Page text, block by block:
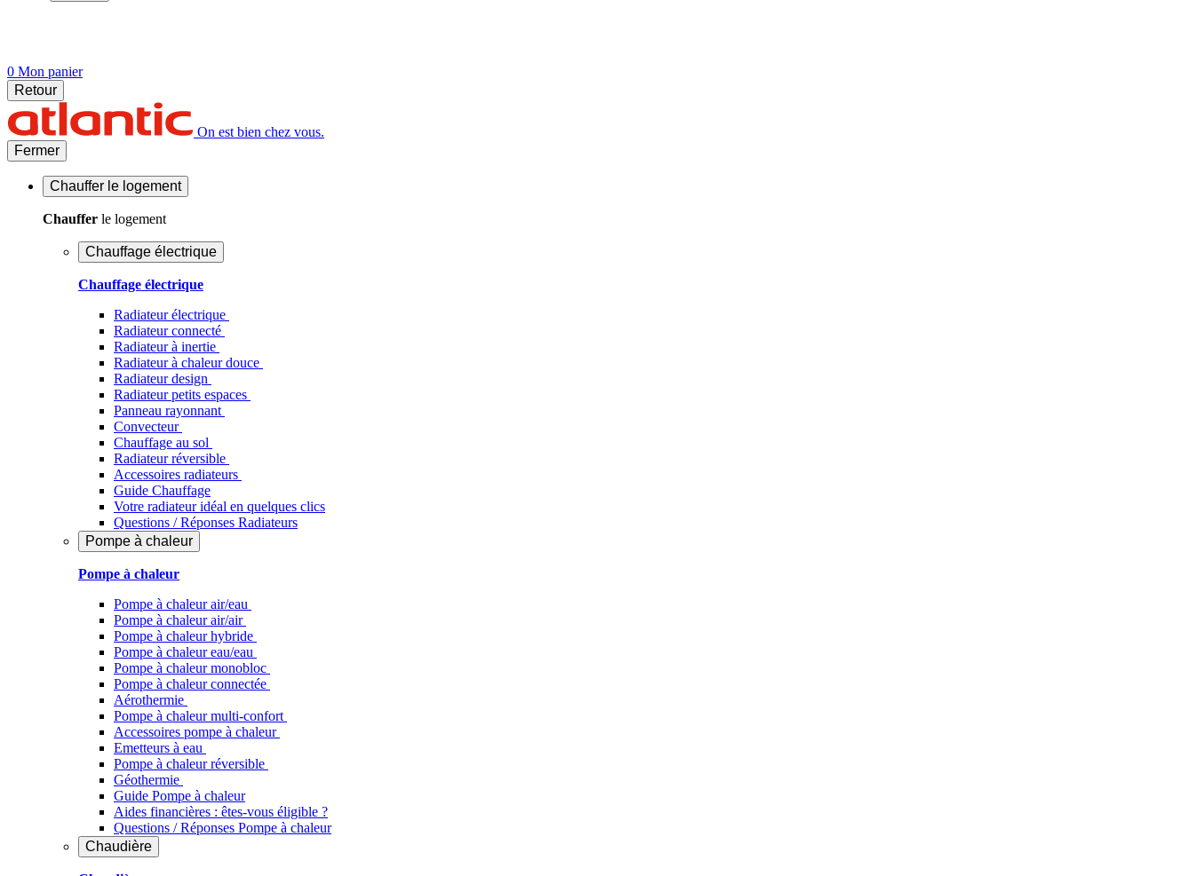
0 Mon panier
Retour
On est bien chez vous.
Fermer
Chauffer le logement
Chauffer le logement
Chauffage électrique
Chauffage électrique
Radiateur électrique
Radiateur connecté
Radiateur à inertie
Radiateur à chaleur douce
Radiateur design
Radiateur petits espaces
Panneau rayonnant
Convecteur
Chauffage au sol
Radiateur réversible
Accessoires radiateurs
Guide Chauffage
Votre radiateur idéal en quelques clics
Questions / Réponses Radiateurs
Pompe à chaleur
Pompe à chaleur
Pompe à chaleur air/eau
Pompe à chaleur air/air
Pompe à chaleur hybride
Pompe à chaleur​ eau/eau
Pompe à chaleur monobloc
Pompe à chaleur connectée
Aérothermie
Pompe à chaleur multi-confort
Accessoires pompe à chaleur
Emetteurs à eau
Pompe à chaleur réversible
Géothermie
Guide Pompe à chaleur
Aides financières : êtes-vous éligible ?
Questions / Réponses Pompe à chaleur
Chaudière